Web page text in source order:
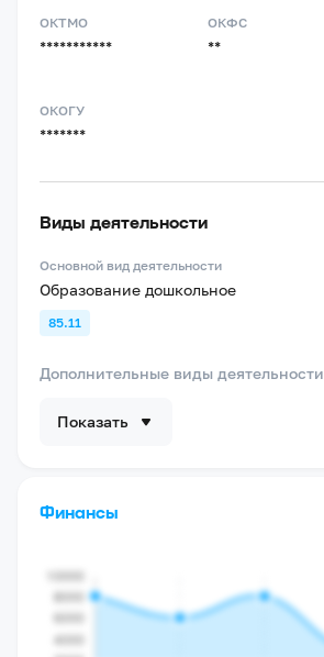
ОКТМО
***********
ОКФС
**
ОКОГУ
*******
Виды деятельности
Основной вид деятельности
Образование дошкольное
85.11
Дополнительные виды деятельности
Показать
Финансы